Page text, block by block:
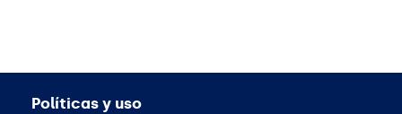
Políticas y uso